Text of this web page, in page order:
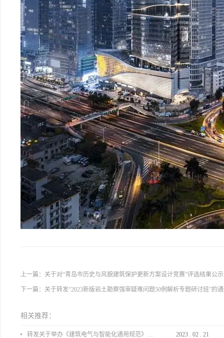
上一篇： 关于对“青岛市历史与风貌建筑保护更新方案设计竞赛”评选结果公
下一篇： 关于转发“2023新版岩土勘察强审疑难问题50例解析专题研讨班”的
相关推荐：
转发关于举办《建筑电气与智能化通用规范》 GB55024-2022公益宣贯的通知 2023 02 21